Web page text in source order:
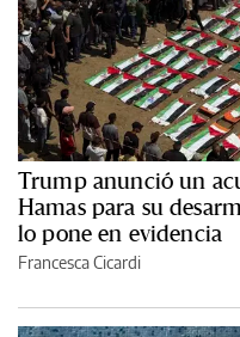
Trump anunció un
Hamas para su
lo pone en evidencia
Francesca Cicardi